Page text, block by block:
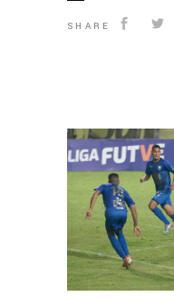
SHARE